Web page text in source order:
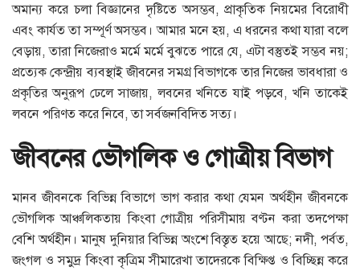
অমান্য করে চলা বিজ্ঞানের দৃষ্টিতে অসম্ভব, প্রাকৃতিক নিয়মের বিরোধী
এবং কার্যত তা সম্পূর্ণ অসম্ভব। আমার মনে হয়, এ ধরনের কথা যারা বলে
বেড়ায়, তারা নিজেরাও মর্মে মর্মে বুঝতে পারে যে, এটা বস্তুতই সম্ভব নয়;
প্রত্যেক কেন্দ্রীয় ব্যবস্থাই জীবনের সমগ্র বিভাগকে তার নিজের ভাবধারা ও
প্রকৃতির অনুরূপ ঢেলে সাজায়, লবনের খনিতে যাই পড়বে, খনি তাকেই
লবনে পরিণত করে নিবে, তা সর্বজনবিদিত সত্য।
জীবনের ভৌগলিক ও গোত্রীয় বিভাগ
মানব জীবনকে বিভিন্ন বিভাগে ভাগ করার কথা যেমন অর্থহীন জীবনকে
ভৌগলিক আঞ্চলিকতায় কিংবা গোত্রীয় পরিসীমায় বণ্টন করা তদপেক্ষা
বেশি অর্থহীন। মানুষ দুনিয়ার বিভিন্ন অংশে বিস্তৃত হয়ে আছে; নদী, পর্বত,
জংগল ও সমুদ্র কিংবা কৃত্রিম সীমারেখা তাদেরকে বিক্ষিপ্ত ও বিচ্ছিন্ন করে